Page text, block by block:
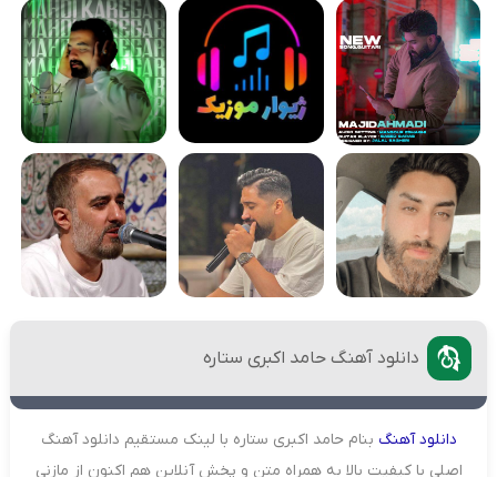
دانلود آهنگ حامد اکبری ستاره
دانلودآهنگ بنام حامد اکبری ستاره با لینک مستقیم دانلود آهنگ
اصلی با کیفیت بالا به همراه متن و پخش آنلاین هم اکنون از مازنی